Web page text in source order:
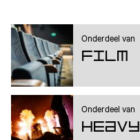
Onderdeel van
Film
Onderdeel van
Heavy